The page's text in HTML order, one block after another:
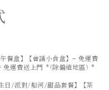
餐盒】【會議小食盒】- 免運費
免運費送上門 *(除偏遠地區) *
日/派對/船河/甜品套餐】【茶